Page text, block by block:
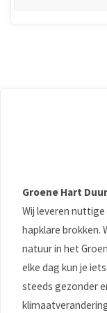
Groene Hart
Wij leveren
hapklare brokken.
natuur in het
elke dag kun je
steeds gezonder